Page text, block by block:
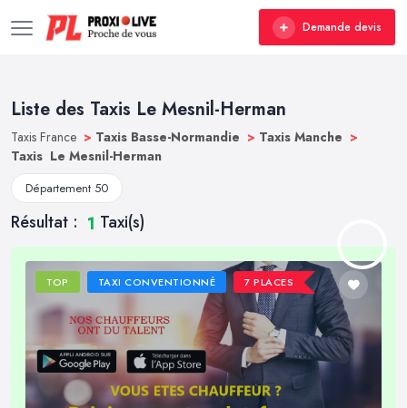
Demande devis
Liste des Taxis Le Mesnil-Herman
Taxis France > Taxis Basse-Normandie > Taxis Manche >
Taxis Le Mesnil-Herman
Département 50
Résultat : 1 Taxi(s)
TOP TAXI CONVENTIONNÉ 7 PLACES